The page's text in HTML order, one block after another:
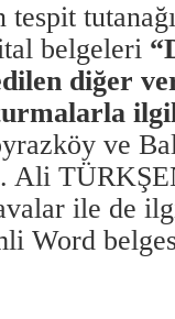
belgeleri
diğer
ve
Ali
ile de
Word